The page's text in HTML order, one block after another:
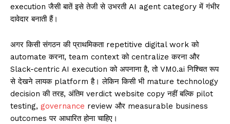
execution जैसी बातें इसे तेजी से उभरती AI agent category में गंभीर
दावेदार बनाती हैं।
अगर किसी संगठन की प्राथमिकता repetitive digital work को
automate करना, team context को centralize करना और
Slack-centric AI execution को अपनाना है, तो VM0.ai निश्चित रूप
से देखने लायक platform है। लेकिन किसी भी mature technology
decision की तरह, अंतिम verdict website copy नहीं बल्कि pilot
testing, governance review और measurable business
outcomes पर आधारित होना चाहिए।